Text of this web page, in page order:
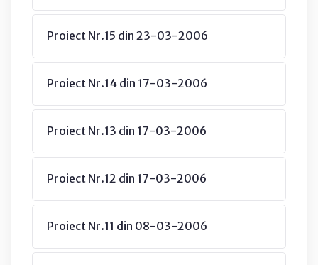
Proiect Nr.15 din 23-03-2006
Proiect Nr.14 din 17-03-2006
Proiect Nr.13 din 17-03-2006
Proiect Nr.12 din 17-03-2006
Proiect Nr.11 din 08-03-2006